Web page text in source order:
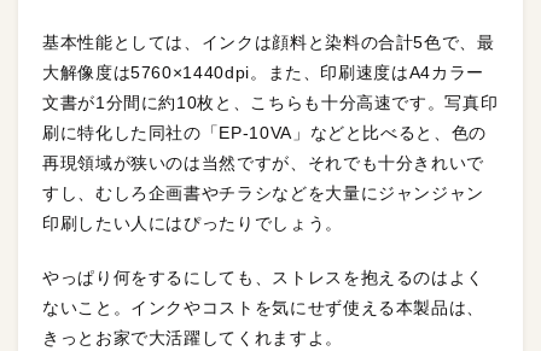
基本性能としては、インクは顔料と染料の合計5色で、最
大解像度は5760×1440dpi。また、印刷速度はA4カラー
文書が1分間に約10枚と、こちらも十分高速です。写真印
刷に特化した同社の「EP-10VA」などと比べると、色の
再現領域が狭いのは当然ですが、それでも十分きれいで
すし、むしろ企画書やチラシなどを大量にジャンジャン
印刷したい人にはぴったりでしょう。
やっぱり何をするにしても、ストレスを抱えるのはよく
ないこと。インクやコストを気にせず使える本製品は、
きっとお家で大活躍してくれますよ。